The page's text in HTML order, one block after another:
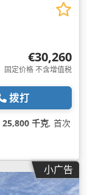
€30,260
固定价格 不含增值税
拨打
25,800 千克, 首次
小广告